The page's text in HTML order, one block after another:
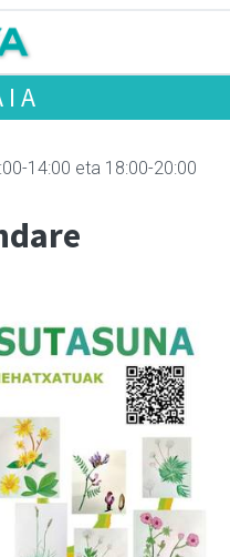
14:00 eta 18:00-20:00